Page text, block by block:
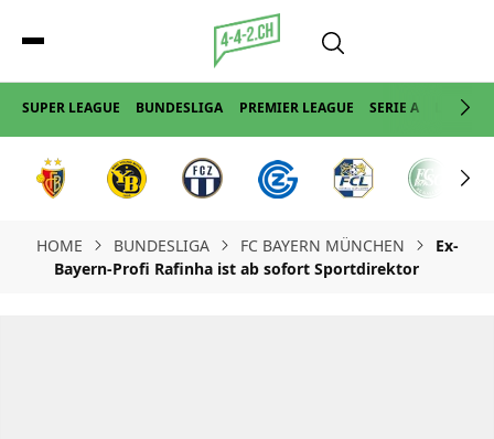
SUPER LEAGUE BUNDESLIGA PREMIER LEAGUE SERIE A LA LIGA
HOME BUNDESLIGA FC BAYERN MÜNCHEN
Ex-
Bayern-Profi Rafinha ist ab sofort Sportdirektor